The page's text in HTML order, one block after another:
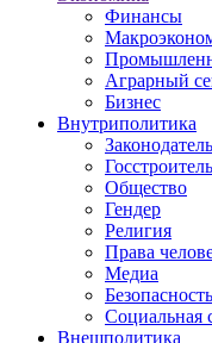
Финансы
Аграрный
Бизнес
Внутриполитика
Общество
Гендер
Религия
Права
Медиа
Безопасность
Социальная
Внешполитика